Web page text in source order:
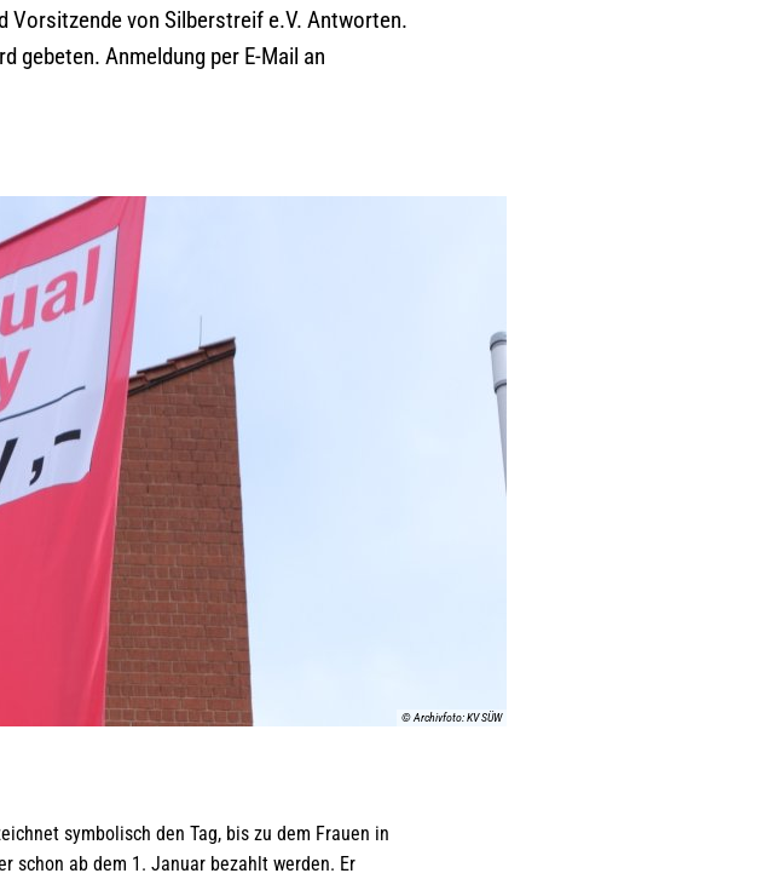
Vorsitzende von Silberstreif e.V. Antworten.
gebeten. Anmeldung per E-Mail an
© Archivfoto: KV SÜW
symbolisch den Tag, bis zu dem Frauen in
schon ab dem 1. Januar bezahlt werden. Er